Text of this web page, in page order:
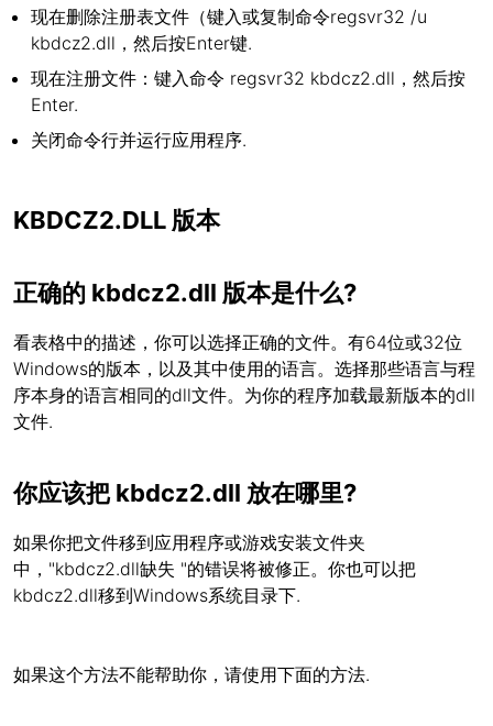
现在删除注册表文件（键入或复制命令regsvr32 /u
kbdcz2.dll，然后按Enter键.
现在注册文件：键入命令 regsvr32 kbdcz2.dll，然后按
Enter.
关闭命令行并运行应用程序.
KBDCZ2.DLL 版本
正确的 kbdcz2.dll 版本是什么?
看表格中的描述，你可以选择正确的文件。有64位或32位
Windows的版本，以及其中使用的语言。选择那些语言与程
序本身的语言相同的dll文件。为你的程序加载最新版本的dll
文件.
你应该把 kbdcz2.dll 放在哪里?
如果你把文件移到应用程序或游戏安装文件夹
中，"kbdcz2.dll缺失 "的错误将被修正。你也可以把
kbdcz2.dll移到Windows系统目录下.
如果这个方法不能帮助你，请使用下面的方法.